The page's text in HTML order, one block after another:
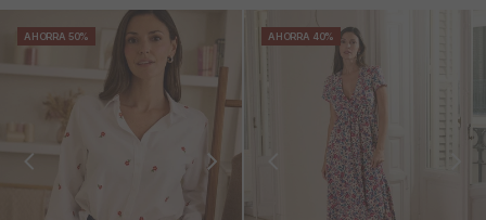
AHORRA 50% AHORRA 40%